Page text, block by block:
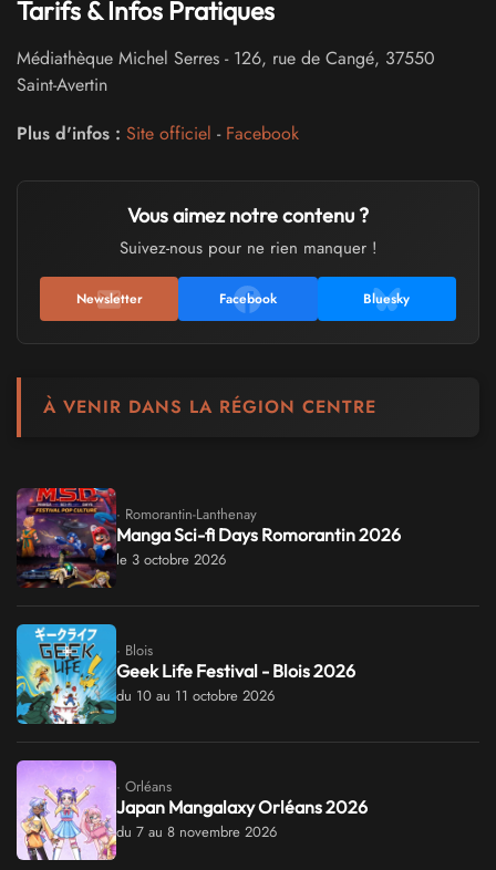
Tarifs & Infos Pratiques
Médiathèque Michel Serres - 126, rue de Cangé, 37550
Saint-Avertin
Plus d'infos : Site officiel - Facebook
Vous aimez notre contenu ?
Suivez-nous pour ne rien manquer !
Newsletter Facebook Bluesky
À VENIR DANS LA RÉGION CENTRE
· Romorantin-Lanthenay
Manga Sci-fi Days Romorantin 2026
le 3 octobre 2026
· Blois
Geek Life Festival - Blois 2026
du 10 au 11 octobre 2026
· Orléans
Japan Mangalaxy Orléans 2026
du 7 au 8 novembre 2026